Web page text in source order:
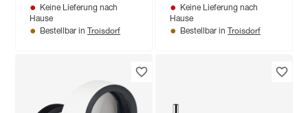
Rosette
Keine Lieferung nach
Hause
Bestellbar in Troisdorf
Keine Lieferung nach
Hause
Bestellbar in Troisdorf